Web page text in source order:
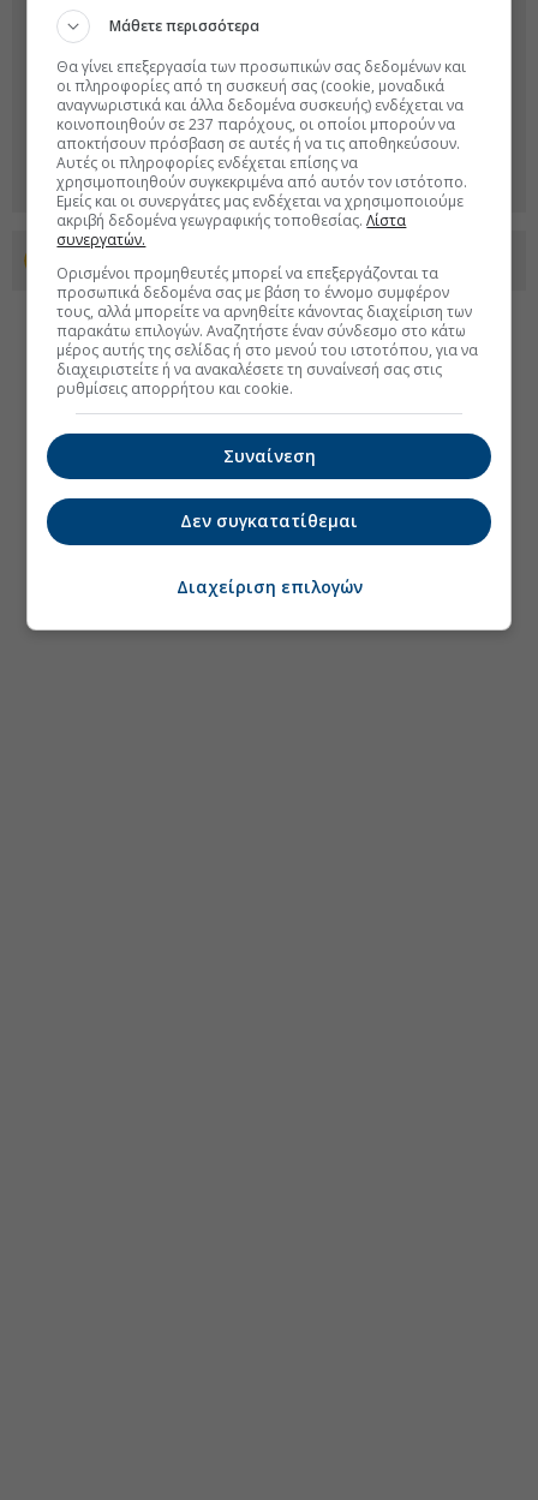
Μάθετε περισσότερα
Θα γίνει επεξεργασία των προσωπικών σας δεδομένων και
οι πληροφορίες από τη συσκευή σας (cookie, μοναδικά
αναγνωριστικά και άλλα δεδομένα συσκευής) ενδέχεται να
κοινοποιηθούν σε 237 παρόχους, οι οποίοι μπορούν να
αποκτήσουν πρόσβαση σε αυτές ή να τις αποθηκεύσουν.
Αυτές οι πληροφορίες ενδέχεται επίσης να
χρησιμοποιηθούν συγκεκριμένα από αυτόν τον ιστότοπο.
Εμείς και οι συνεργάτες μας ενδέχεται να χρησιμοποιούμε
ακριβή δεδομένα γεωγραφικής τοποθεσίας.Λίστα
συνεργατών.
Ορισμένοι προμηθευτές μπορεί να επεξεργάζονται τα
προσωπικά δεδομένα σας με βάση το έννομο συμφέρον
τους, αλλά μπορείτε να αρνηθείτε κάνοντας διαχείριση των
παρακάτω επιλογών. Αναζητήστε έναν σύνδεσμο στο κάτω
μέρος αυτής της σελίδας ή στο μενού του ιστοτόπου, για να
διαχειριστείτε ή να ανακαλέσετε τη συναίνεσή σας στις
ρυθμίσεις απορρήτου και cookie.
Συναίνεση
Δεν συγκατατίθεμαι
Διαχείριση επιλογών